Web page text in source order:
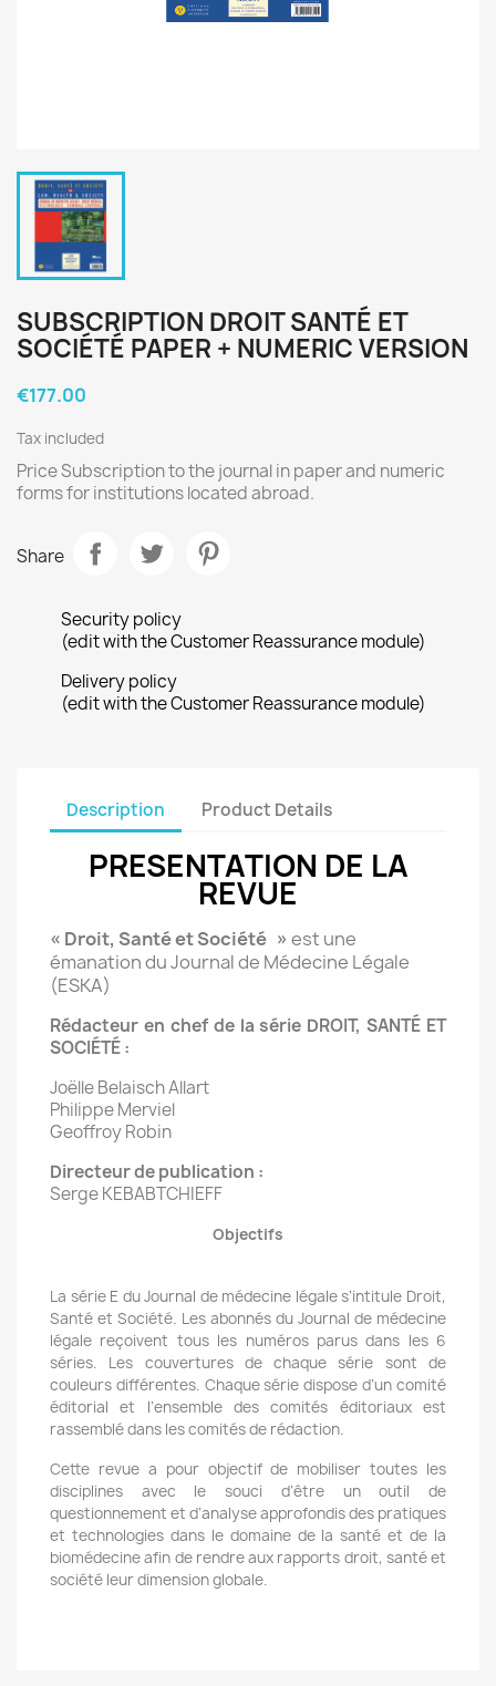
SUBSCRIPTION DROIT SANTÉ ET
SOCIÉTÉ PAPER + NUMERIC VERSION
€177.00
Tax included
Price Subscription to the journal in paper and numeric
forms for institutions located abroad.
Share
Security policy
(edit with the Customer Reassurance module)
Delivery policy
(edit with the Customer Reassurance module)
Description Product Details
PRESENTATION DE LA
REVUE
« Droit, Santé et Société »est une
émanation du Journal de Médecine Légale
(ESKA)
Rédacteur en chef de la série DROIT, SANTÉ ET
SOCIÉTÉ :
Joëlle Belaisch Allart
Philippe Merviel
Geoffroy Robin
Directeur de publication :
Serge KEBABTCHIEFF
Objectifs
La série E du Journal de médecine légale s’intitule Droit,
Santé et Société. Les abonnés du Journal de médecine
légale reçoivent tous les numéros parus dans les 6
séries. Les couvertures de chaque série sont de
couleurs différentes. Chaque série dispose d’un comité
éditorial et l’ensemble des comités éditoriaux est
rassemblé dans les comités de rédaction.
Cette revue a pour objectif de mobiliser toutes les
disciplines avec le souci d’être un outil de
questionnement et d’analyse approfondis des pratiques
et technologies dans le domaine de la santé et de la
biomédecine afin de rendre aux rapports droit, santé et
société leur dimension globale.